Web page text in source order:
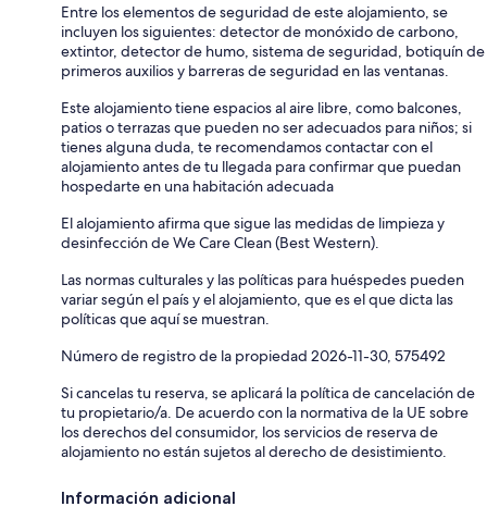
Entre los elementos de seguridad de este alojamiento, se
incluyen los siguientes: detector de monóxido de carbono,
extintor, detector de humo, sistema de seguridad, botiquín de
primeros auxilios y barreras de seguridad en las ventanas.
Este alojamiento tiene espacios al aire libre, como balcones,
patios o terrazas que pueden no ser adecuados para niños; si
tienes alguna duda, te recomendamos contactar con el
alojamiento antes de tu llegada para confirmar que puedan
hospedarte en una habitación adecuada
El alojamiento afirma que sigue las medidas de limpieza y
desinfección de We Care Clean (Best Western).
Las normas culturales y las políticas para huéspedes pueden
variar según el país y el alojamiento, que es el que dicta las
políticas que aquí se muestran.
Número de registro de la propiedad 2026-11-30, 575492
Si cancelas tu reserva, se aplicará la política de cancelación de
tu propietario/a. De acuerdo con la normativa de la UE sobre
los derechos del consumidor, los servicios de reserva de
alojamiento no están sujetos al derecho de desistimiento.
Información adicional